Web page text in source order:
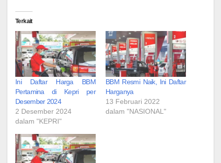
Terkait
Ini Daftar Harga BBM
Pertamina di Kepri per
Desember 2024
2 Desember 2024
dalam "KEPRI"
BBM Resmi Naik, Ini Daftar
Harganya
13 Februari 2022
dalam "NASIONAL"